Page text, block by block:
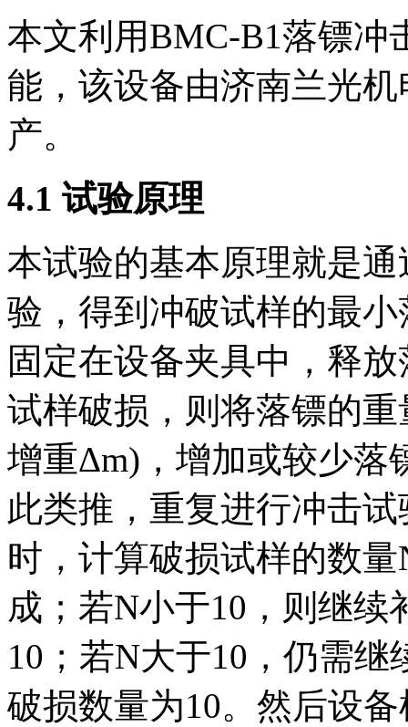
本文利用BMC-B1落镖冲
能，该设备由济南兰光
产。
4.1 试验原理
本试验的基本原理就是
验，得到冲破试样的最
固定在设备夹具中，释
试样破损，则将落镖的
增重Δm)，增加或较少落
此类推，重复进行冲击
时，计算破损试样的数
成；若N小于10，则继
10；若N大于10，仍需
破损数量为10。然后设